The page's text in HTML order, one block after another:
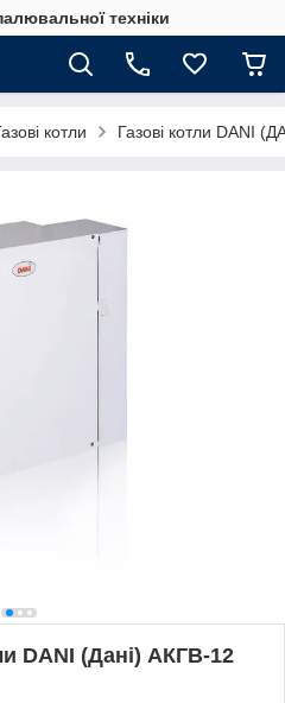
техніки
котли Газові котли DANI
DANI (Дані) АКГВ-12